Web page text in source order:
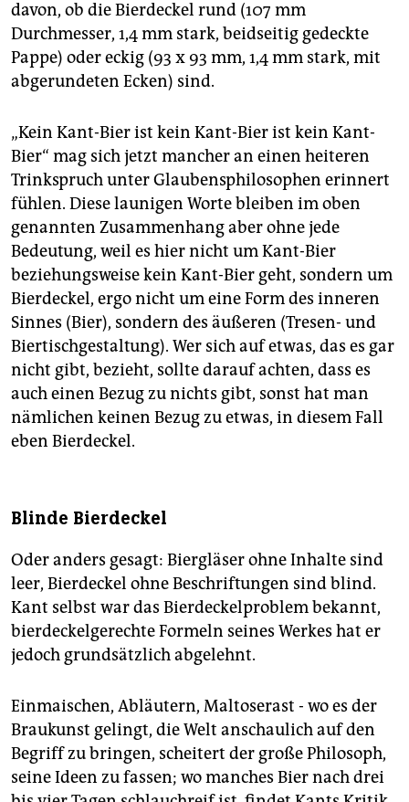
davon, ob die Bierdeckel rund (107 mm
Durchmesser, 1,4 mm stark, beidseitig gedeckte
Pappe) oder eckig (93 x 93 mm, 1,4 mm stark, mit
abgerundeten Ecken) sind.
„Kein Kant-Bier ist kein Kant-Bier ist kein Kant-
Bier“ mag sich jetzt mancher an einen heiteren
Trinkspruch unter Glaubensphilosophen erinnert
fühlen. Diese launigen Worte bleiben im oben
genannten Zusammenhang aber ohne jede
Bedeutung, weil es hier nicht um Kant-Bier
beziehungsweise kein Kant-Bier geht, sondern um
Bierdeckel, ergo nicht um eine Form des inneren
Sinnes (Bier), sondern des äußeren (Tresen- und
Biertischgestaltung). Wer sich auf etwas, das es gar
nicht gibt, bezieht, sollte darauf achten, dass es
auch einen Bezug zu nichts gibt, sonst hat man
nämlichen keinen Bezug zu etwas, in diesem Fall
eben Bierdeckel.
Blinde Bierdeckel
Oder anders gesagt: Biergläser ohne Inhalte sind
leer, Bierdeckel ohne Beschriftungen sind blind.
Kant selbst war das Bierdeckelproblem bekannt,
bierdeckelgerechte Formeln seines Werkes hat er
jedoch grundsätzlich abgelehnt.
Einmaischen, Abläutern, Maltoserast - wo es der
Braukunst gelingt, die Welt anschaulich auf den
Begriff zu bringen, scheitert der große Philosoph,
seine Ideen zu fassen; wo manches Bier nach drei